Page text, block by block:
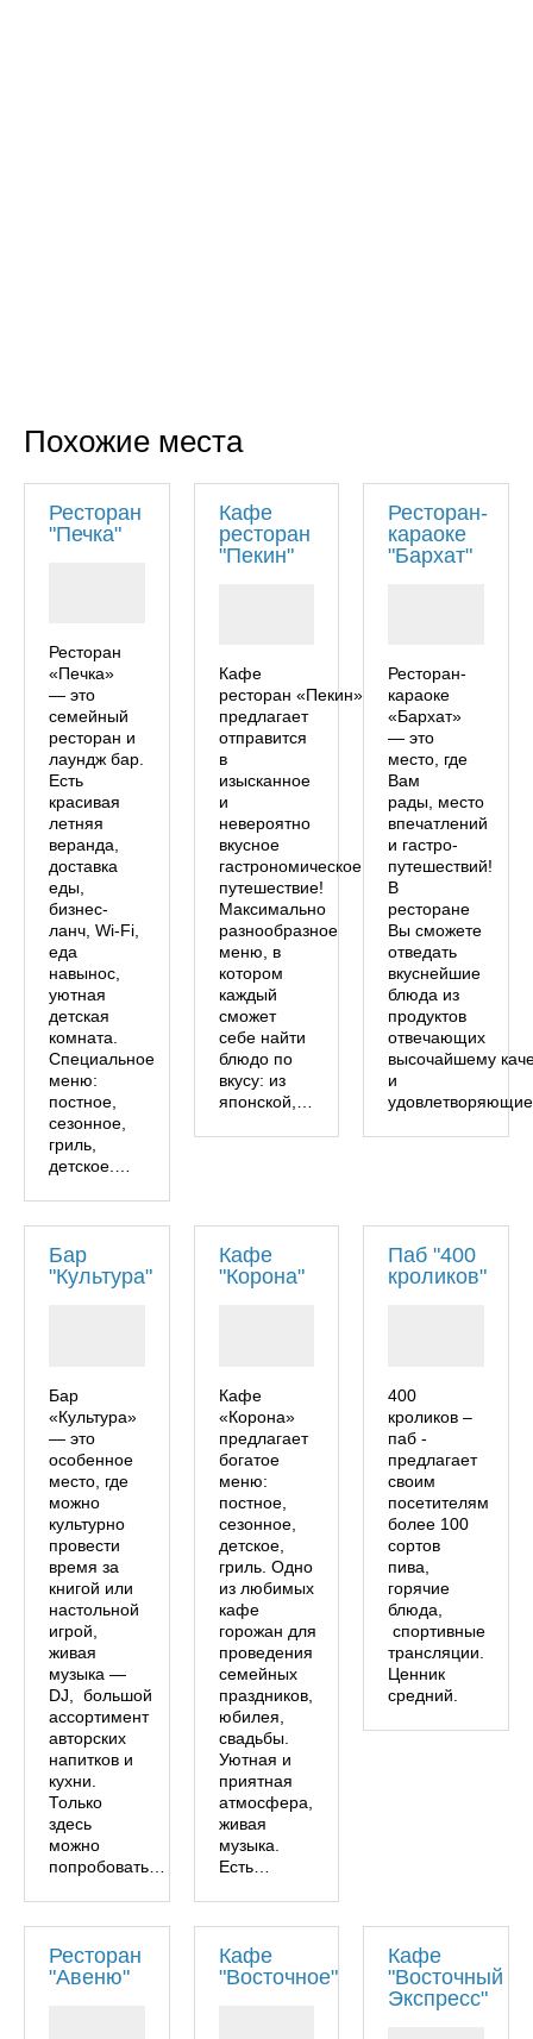
Похожие места
Ресторан
"Печка"
Ресторан
«Печка»
— это
семейный
ресторан и
лаундж бар.
Есть
красивая
летняя
веранда,
доставка
еды,
бизнес-
ланч, Wi-Fi,
еда
навынос,
уютная
детская
комната.
Специальное
меню:
постное,
сезонное,
гриль,
детское.…
Кафе
ресторан
"Пекин"
Кафе
ресторан «Пекин»
предлагает
отправится
в
изысканное
и
невероятно
вкусное
гастрономическое
путешествие!
Максимально
разнообразное
меню, в
котором
каждый
сможет
себе найти
блюдо по
вкусу: из
японской,…
Ресторан-
караоке
"Бархат"
Ресторан-
караоке
«Бархат»
— это
место, где
Вам
рады, место
впечатлений
и гастро-
путешествий!
В
ресторане
Вы сможете
отведать
вкуснейшие
блюда из
продуктов
отвечающих
высочайшему
и
Бар
"Культура"
Бар
«Культура»
— это
особенное
место, где
можно
культурно
провести
время за
книгой или
настольной
игрой,
живая
музыка —
DJ, большой
ассортимент
авторских
напитков и
кухни.
Только
здесь
можно
попробовать…
Кафе
"Корона"
Кафе
«Корона»
предлагает
богатое
меню:
постное,
сезонное,
детское,
гриль. Одно
из любимых
кафе
горожан для
проведения
семейных
праздников,
юбилея,
свадьбы.
Уютная и
приятная
атмосфера,
живая
музыка.
Есть…
Паб "400
кроликов"
400
кроликов –
паб -
предлагает
своим
посетителям
более 100
сортов
пива,
горячие
блюда,
спортивные
трансляции.
Ценник
средний.
Ресторан
"Авеню"
Кафе
"Восточное"
Кафе
"Восточный
Экспресс"